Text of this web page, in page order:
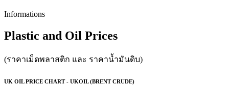
Informations
Plastic and Oil Prices
(ราคาเม็ดพลาสติก และ ราคาน้ำมันดิบ)
UK OIL PRICE CHART - UKOIL (BRENT CRUDE)